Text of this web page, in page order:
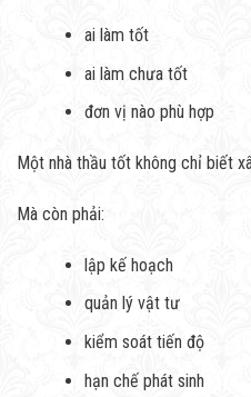
ai làm tốt
ai làm chưa tốt
đơn vị nào phù hợp
Một nhà thầu tốt không chỉ biết
Mà còn phải:
lập kế hoạch
quản lý vật tư
kiểm soát tiến độ
hạn chế phát sinh